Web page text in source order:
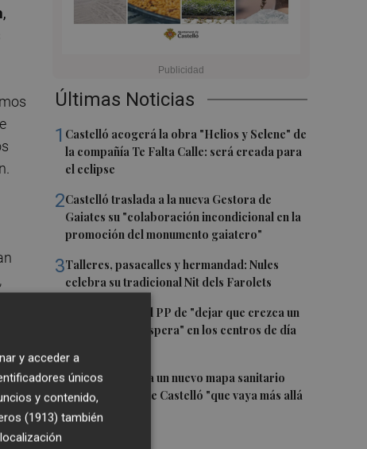
Últimas Noticias
1 Castelló acogerá la obra "Helios y Selene" de
la compañía Te Falta Calle: será creada para
el eclipse
2Castelló traslada a la nueva Gestora de
Gaiates su "colaboración incondicional en la
promoción del monumento gaiatero"
3Talleres, pasacalles y hermandad: Nules
celebra su tradicional Nit dels Farolets
El PSPV acusa al PP de "dejar que crezca un
31 % la lista de espera" en los centros de día
5 El PSPV reclama un nuevo mapa sanitario
para la ciudad de Castelló "que vaya más allá
de parches"
,
y acceder a
únicos
y contenido,
(1913) también